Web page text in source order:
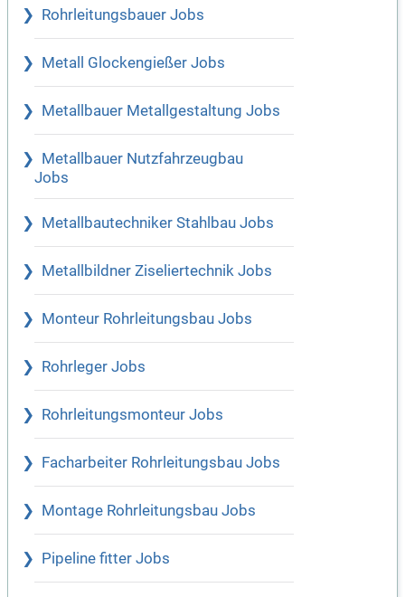
Rohrleitungsbauer Jobs
Metall Glockengießer Jobs
Metallbauer Metallgestaltung Jobs
Metallbauer Nutzfahrzeugbau
Jobs
Metallbautechniker Stahlbau Jobs
Metallbildner Ziseliertechnik Jobs
Monteur Rohrleitungsbau Jobs
Rohrleger Jobs
Rohrleitungsmonteur Jobs
Facharbeiter Rohrleitungsbau Jobs
Montage Rohrleitungsbau Jobs
Pipeline fitter Jobs